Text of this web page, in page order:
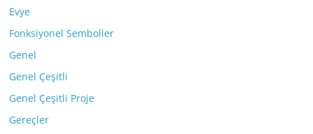
Evye
Fonksiyonel Semboller
Genel
Genel Çeşitli
Genel Çeşitli Proje
Gereçler